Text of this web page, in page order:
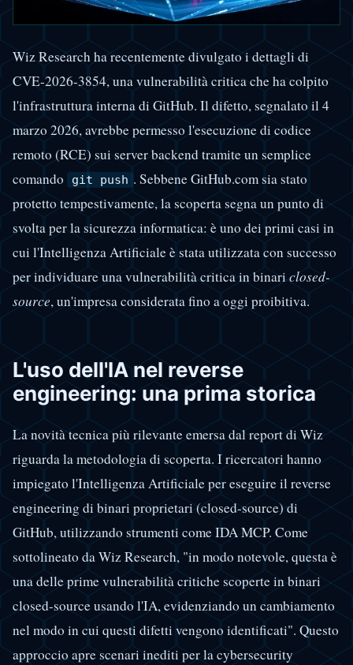
Wiz Research ha recentemente divulgato i dettagli di
CVE-2026-3854, una vulnerabilità critica che ha colpito
l'infrastruttura interna di GitHub. Il difetto, segnalato il 4
marzo 2026, avrebbe permesso l'esecuzione di codice
remoto (RCE) sui server backend tramite un semplice
comando
git push . Sebbene GitHub.com sia stato
protetto tempestivamente, la scoperta segna un punto di
svolta per la sicurezza informatica: è uno dei primi casi in
cui l'Intelligenza Artificiale è stata utilizzata con successo
per individuare una vulnerabilità critica in binariclosed-
source, un'impresa considerata fino a oggi proibitiva.
L'uso dell'IA nel reverse
engineering: una prima storica
La novità tecnica più rilevante emersa dal report di Wiz
riguarda la metodologia di scoperta. I ricercatori hanno
impiegato l'Intelligenza Artificiale per eseguire il reverse
engineering di binari proprietari (closed-source) di
GitHub, utilizzando strumenti come IDA MCP. Come
sottolineato da Wiz Research, "in modo notevole, questa è
una delle prime vulnerabilità critiche scoperte in binari
closed-source usando l'IA, evidenziando un cambiamento
nel modo in cui questi difetti vengono identificati". Questo
approccio apre scenari inediti per la cybersecurity